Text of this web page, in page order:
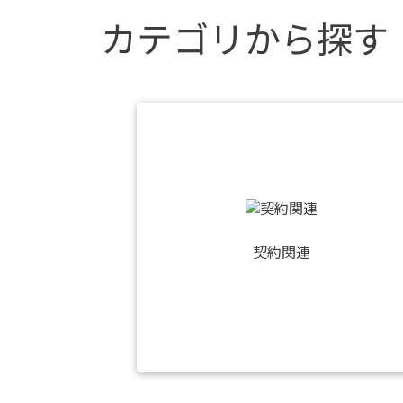
カテゴリから探す
契約関連